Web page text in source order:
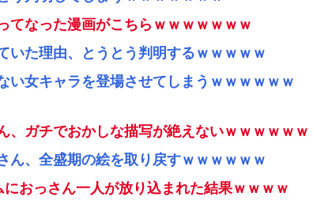
てなった漫画がこちらｗｗｗｗｗｗｗ
いた理由、とうとう判明するｗｗｗｗｗ
い女キャラを登場させてしまうｗｗｗｗｗｗ
、ガチでおかしな描写が絶えないｗｗｗｗｗｗ
ん、全盛期の絵を取り戻すｗｗｗｗｗｗ
におっさん一人が放り込まれた結果ｗｗｗｗ